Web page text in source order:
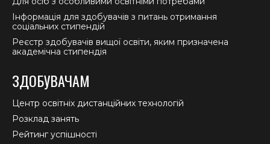
Інформація для здобувачів з питань отримання
соціальних стипендій
Реєстр здобувачів вищої освіти, яким призначена
академічна стипендія
ЗДОБУВАЧАМ
Центр освітніх дистанційних технологій
Розклад занять
Рейтинг успішності